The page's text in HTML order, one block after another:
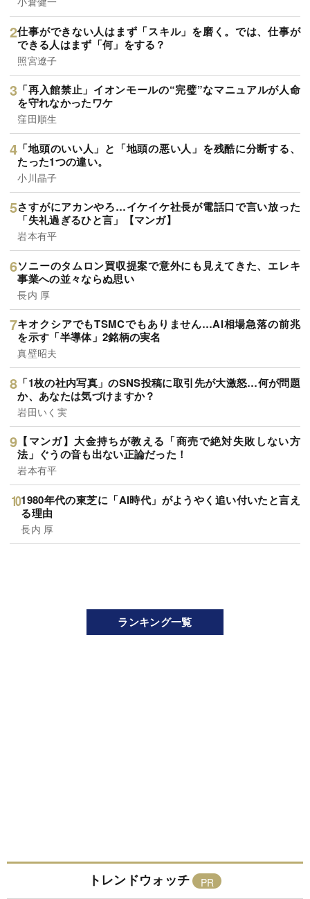
仕事ができない人はまず「スキル」を磨く。では、仕事が
できる人はまず「何」をする？
照宮遼子
「再入館禁止」イオンモールの“完璧”なマニュアルが人命
を守れなかったワケ
窪田順生
「地頭のいい人」と「地頭の悪い人」を残酷に分断する、
たった1つの違い。
小川晶子
さすがにアカンやろ…イケイケ社長が電話口で言い放った
「失礼過ぎるひと言」【マンガ】
岩本有平
ソニーのタムロン買収提案で意外にも見えてきた、エレキ
事業への並々ならぬ思い
長内 厚
キオクシアでもTSMCでもありません…AI相場急落の前兆
を示す「半導体」2銘柄の実名
真壁昭夫
「1枚の社内写真」のSNS投稿に取引先が大激怒…何が問題
か、あなたは気づけますか？
岩田いく実
【マンガ】大金持ちが教える「商売で絶対失敗しない方
法」ぐうの音も出ない正論だった！
岩本有平
1980年代の東芝に「AI時代」がようやく追い付いたと言え
る理由
長内 厚
ランキング一覧
トレンドウォッチ